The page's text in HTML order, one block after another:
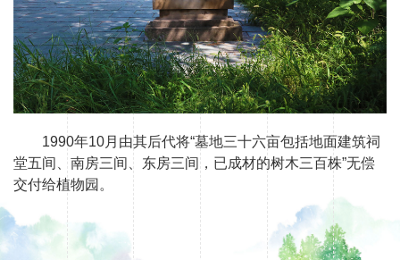
1990年10月由其后代将“墓地三十六亩包括地面建筑祠
堂五间、南房三间、东房三间，已成材的树木三百株”无偿
交付给植物园。